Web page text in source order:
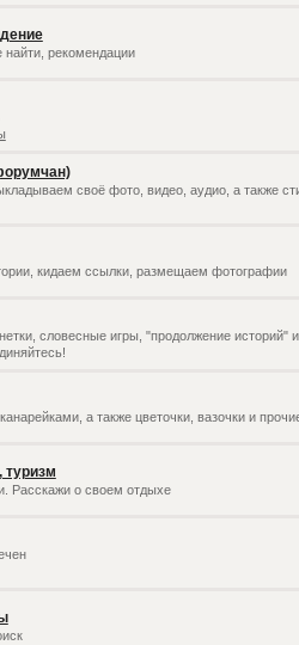
рекомендации
своё фото, видео, аудио, а также
кидаем ссылки, размещаем фотографии
словесные игры, "продолжение историй"
а также цветочки, вазочки и
туризм
Расскажи о своем отдыхе